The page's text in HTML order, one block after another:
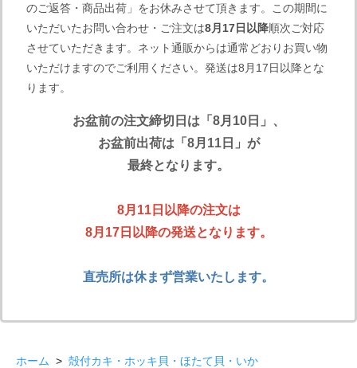
のご返答・商品出荷」をお休みさせて頂きます。この期間に
いただいたお問い合わせ・ご注文は8月17日以降順次ご対応
させていただきます。ネット通販からは通常どおりお買い物
いただけますのでご利用ください。発送は8月17日以降とな
ります。
お盆前の注文締切日は「8月10日」、
お盆前出荷は「8月11日」が
最終となります。
8月11日以降の注文は
8月17日以降の発送となります。
直売所は休まず営業いたします。
ホーム > 殻付カキ・ホッキ貝・ほたて貝・いか